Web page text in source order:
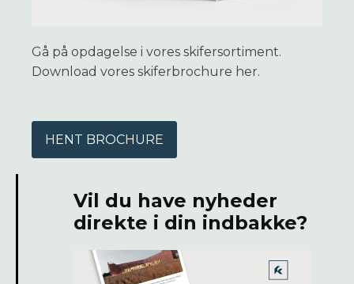
Gå på opdagelse i vores skifersortiment.
Download vores skiferbrochure her.
HENT BROCHURE
Vil du have nyheder
direkte i din indbakke?